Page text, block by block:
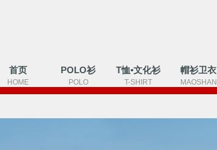
首页
HOME
POLO衫
POLO
T恤•文化衫
T-SHIRT
帽衫卫衣
MAOSHAN